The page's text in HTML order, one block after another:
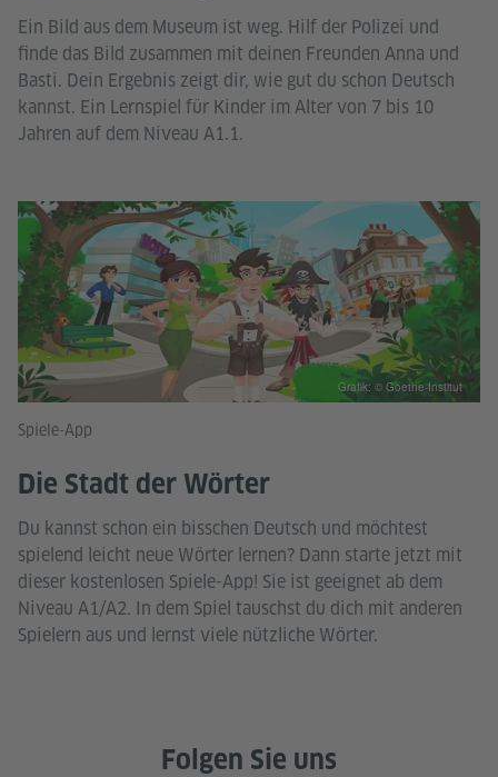
Ein Bild aus dem Museum ist weg. Hilf der Polizei und
finde das Bild zusammen mit deinen Freunden Anna und
Basti. Dein Ergebnis zeigt dir, wie gut du schon Deutsch
kannst. Ein Lernspiel für Kinder im Alter von 7 bis 10
Jahren auf dem Niveau A1.1.
Spiele-App
Die Stadt der Wörter
Du kannst schon ein bisschen Deutsch und möchtest
spielend leicht neue Wörter lernen? Dann starte jetzt mit
dieser kostenlosen Spiele-App! Sie ist geeignet ab dem
Niveau A1/A2. In dem Spiel tauschst du dich mit anderen
Spielern aus und lernst viele nützliche Wörter.
Grafik: © Goethe-Institut
Folgen Sie uns